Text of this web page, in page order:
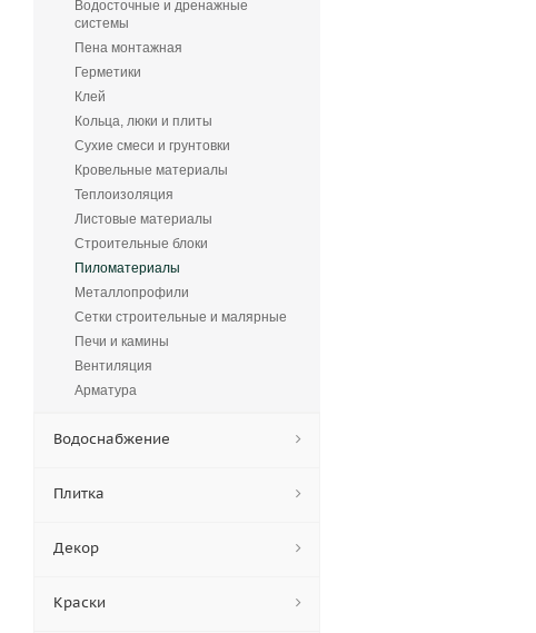
Водосточные и дренажные
системы
Пена монтажная
Герметики
Клей
Кольца, люки и плиты
Сухие смеси и грунтовки
Кровельные материалы
Теплоизоляция
Листовые материалы
Строительные блоки
Пиломатериалы
Металлопрофили
Сетки строительные и малярные
Печи и камины
Вентиляция
Арматура
Водоснабжение
Плитка
Декор
Краски